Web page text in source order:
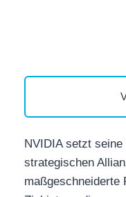
NVIDIA setzt
strategischen
maßgeschneiderte